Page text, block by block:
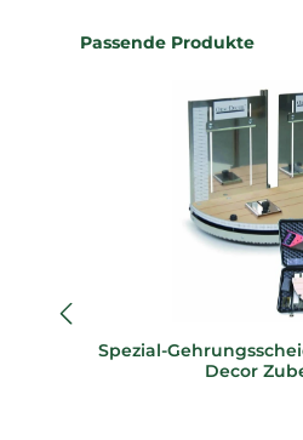
Produktgalerie überspringen
Passende Produkte
Spezial-
Decor